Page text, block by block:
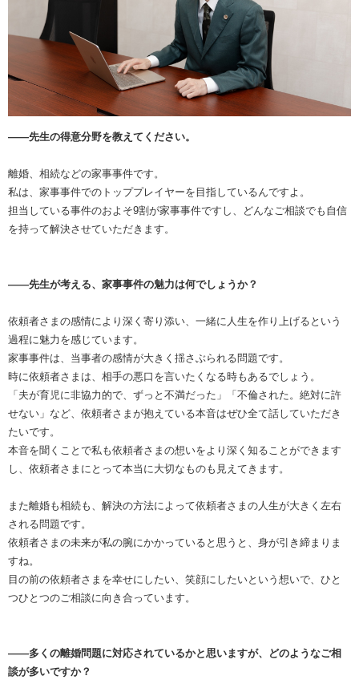
――先生の得意分野を教えてください。
離婚、相続などの家事事件です。
私は、家事事件でのトッププレイヤーを目指しているんですよ。
担当している事件のおよそ9割が家事事件ですし、どんなご相談でも自信
を持って解決させていただきます。
――先生が考える、家事事件の魅力は何でしょうか？
依頼者さまの感情により深く寄り添い、一緒に人生を作り上げるという
過程に魅力を感じています。
家事事件は、当事者の感情が大きく揺さぶられる問題です。
時に依頼者さまは、相手の悪口を言いたくなる時もあるでしょう。
「夫が育児に非協力的で、ずっと不満だった」「不倫された。絶対に許
せない」など、依頼者さまが抱えている本音はぜひ全て話していただき
たいです。
本音を聞くことで私も依頼者さまの想いをより深く知ることができます
し、依頼者さまにとって本当に大切なものも見えてきます。
また離婚も相続も、解決の方法によって依頼者さまの人生が大きく左右
される問題です。
依頼者さまの未来が私の腕にかかっていると思うと、身が引き締まりま
すね。
目の前の依頼者さまを幸せにしたい、笑顔にしたいという想いで、ひと
つひとつのご相談に向き合っています。
――多くの離婚問題に対応されているかと思いますが、どのようなご相
談が多いですか？